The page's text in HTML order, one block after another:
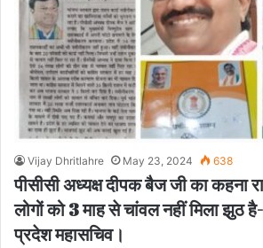
Vijay Dhritlahre May 23, 2024 638
पीसीसी अध्यक्ष दीपक बैज जी का कहना
लोगों को 3 माह से चांवल नहीं मिला झुठ
प्रदेश महासचिव।